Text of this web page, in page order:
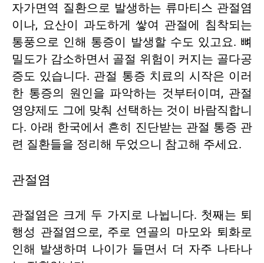
자가면역 질환으로 발생하는 류마티스 관절염
이나, 요산이 과도하게 쌓여 관절에 침착되는
통풍으로 인해 통증이 발생할 수도 있고요. 뼈
밀도가 감소하면서 골절 위험이 커지는 골다공
증도 있습니다. 관절 통증 치료의 시작은 이러
한 통증의 원인을 파악하는 것부터이며, 관절
영양제도 그에 맞춰 선택하는 것이 바람직합니
다. 아래 한국에서 흔히 진단받는 관절 통증 관
련 질환들을 정리해 두었으니 참고해 주세요.
관절염
관절염은 크게 두 가지로 나뉩니다. 첫째는 퇴
행성 관절염으로, 주로 연골의 마모와 퇴화로
인해 발생하며 나이가 들면서 더 자주 나타나